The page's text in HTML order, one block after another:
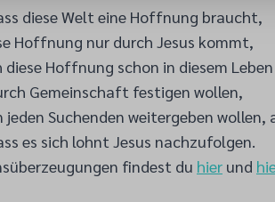
diese Welt eine Hoffnung braucht,
Hoffnung nur durch Jesus kommt,
Hoffnung schon in diesem
Gemeinschaft festigen wollen,
Suchenden weitergeben wollen,
es sich lohnt Jesus nachzufolgen.
findest du hier und